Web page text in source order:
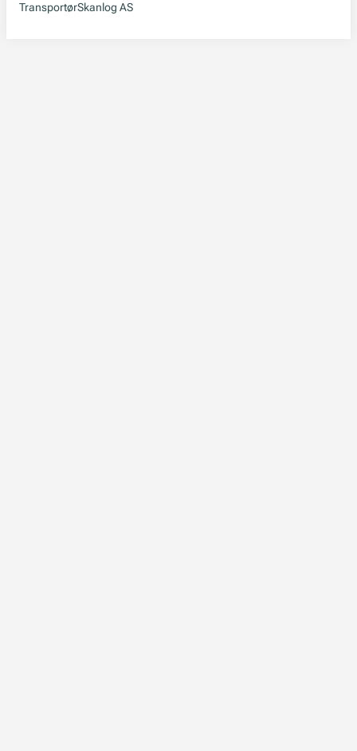
TransportørSkanlog AS